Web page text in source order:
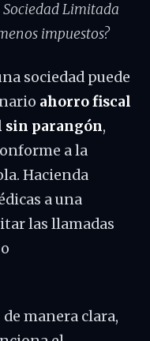
Limitada
impuestos?
sociedad puede
ahorro fiscal
parangón,
a la
Hacienda
a una
las llamadas
manera clara,